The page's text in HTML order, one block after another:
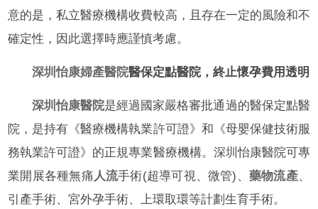
意的是，私立醫療機構收費較高，且存在一定的風險和不
確定性，因此選擇時應謹慎考慮。
深圳怡康婦產醫院醫保定點醫院，終止懷孕費用透明
深圳怡康醫院是經過國家嚴格審批通過的醫保定點醫
院，是持有《醫療機構執業許可證》和《母嬰保健技術服
務執業許可證》的正規專業醫療機構。深圳怡康醫院可專
業開展各種無痛人流手術(超導可視、微管)、 藥物流產、
引產手術、宮外孕手術、上環取環等計劃生育手術。